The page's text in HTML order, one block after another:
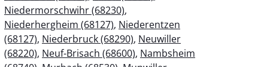
Niedermorschwihr (68230),
Niederhergheim (68127), Niederentzen
(68127), Niederbruck (68290), Neuwiller
(68220), Neuf-Brisach (68600), Nambsheim